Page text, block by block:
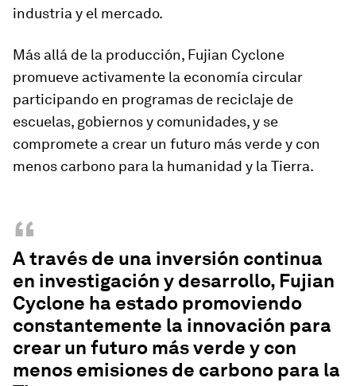
industria y el mercado.
Más allá de la producción, Fujian Cyclone
promueve activamente la economía circular
participando en programas de reciclaje de
escuelas, gobiernos y comunidades, y se
compromete a crear un futuro más verde y con
menos carbono para la humanidad y la Tierra.
“
A través de una inversión continua
en investigación y desarrollo, Fujian
Cyclone ha estado promoviendo
constantemente la innovación para
crear un futuro más verde y con
menos emisiones de carbono para la